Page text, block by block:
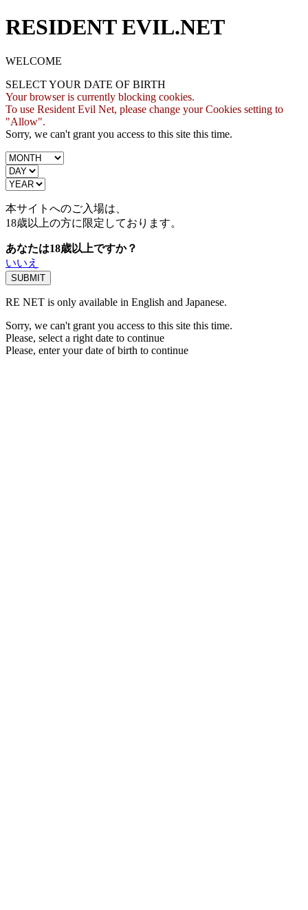
RESIDENT EVIL.NET
WELCOME
SELECT YOUR DATE OF BIRTH
Your browser is currently blocking cookies.
To use Resident Evil Net, please change your Cookies setting to
"Allow".
Sorry, we can't grant you access to this site this time.
本サイトへのご入場は、
18歳以上の方に限定しております。
あなたは18歳以上ですか？
いいえ
RE NET is only available in English and Japanese.
Sorry, we can't grant you access to this site this time.
Please, select a right date to continue
Please, enter your date of birth to continue